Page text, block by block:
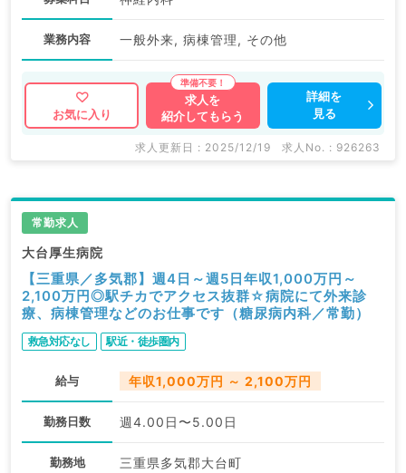
業務内容 一般外来, 病棟管理, その他
お気に入り
求人を
紹介してもらう
詳細を
見る
求人更新日 : 2025/12/19 求人No. : 926263
常勤求人
大台厚生病院
【三重県／多気郡】週4日～週5日年収1,000万円～
2,100万円◎駅チカでアクセス抜群☆病院にて外来診
療、病棟管理などのお仕事です（糖尿病内科／常勤）
救急対応なし 駅近・徒歩圏内
給与 年収1,000万円 ～ 2,100万円
勤務日数 週4.00日〜5.00日
勤務地 三重県多気郡大台町